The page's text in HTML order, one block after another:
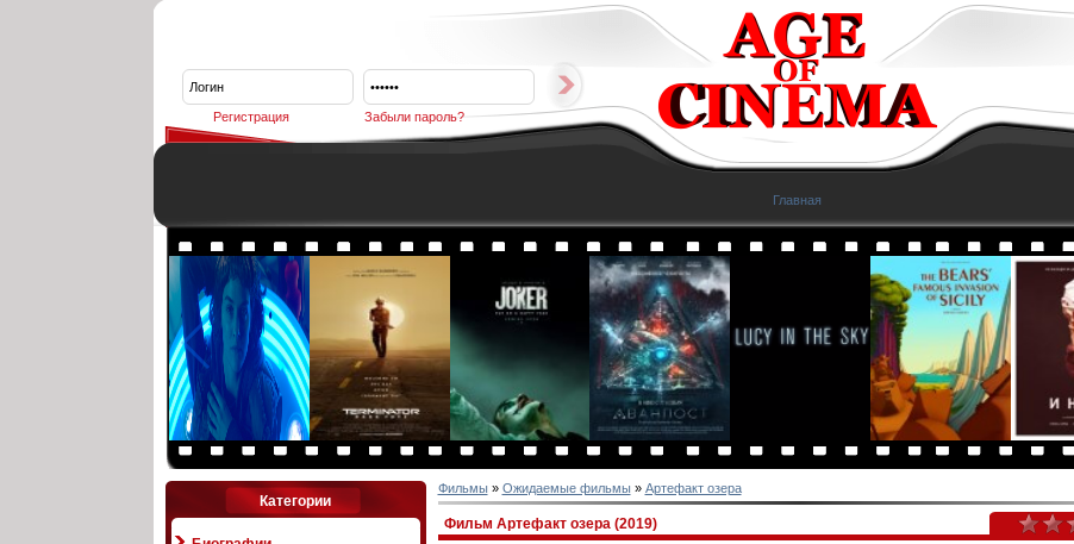
Регистрация Забыли пароль?
Главная
Категории
Фильмы» Ожидаемые фильмы» Артефакт озера
Фильм Артефакт озера (2019)